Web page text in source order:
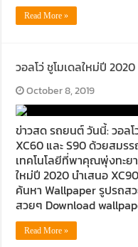
Read More »
วอลโว่ ชูโมเดลใหม่ปี
October 8, 2019
ข่าวสด รถยนต์ วันนี้: วอลโ
XC60 และ S90 ด้วยสมร
เทคโนโลยีที่พาคุณพุ่งทะย
ใหม่ปี 2020 นำเสนอ
ค้นหา Wallpaper รูปรถส
สวยๆ Download
Read More »